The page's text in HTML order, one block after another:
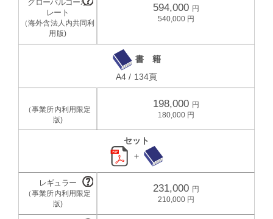
594,000
540,000
書 籍
A4 / 134頁
198,000
180,000
セット
＋
231,000
210,000